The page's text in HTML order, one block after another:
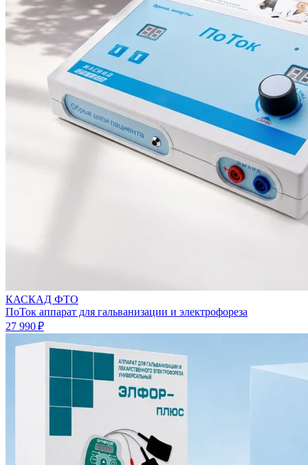
КАСКАД ФТО
ПоТок аппарат для гальванизации и электрофореза
27 990 ₽